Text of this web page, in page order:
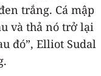
trắng. Cá mập
và thả nó trở lại
đó”, Elliot Sudal